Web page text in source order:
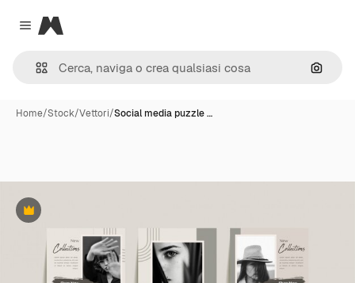
Close menu
Magnific
Cerca
Home/Stock/Vettori/Social media puzzle …
Premium